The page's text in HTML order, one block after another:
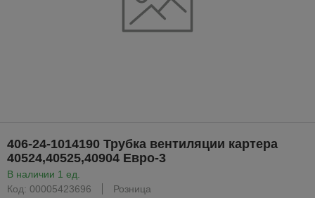
406-24-1014190 Трубка вентиляции картера
40524,40525,40904 Евро-3
В наличии 1 ед.
Код: 00005423696
Розница